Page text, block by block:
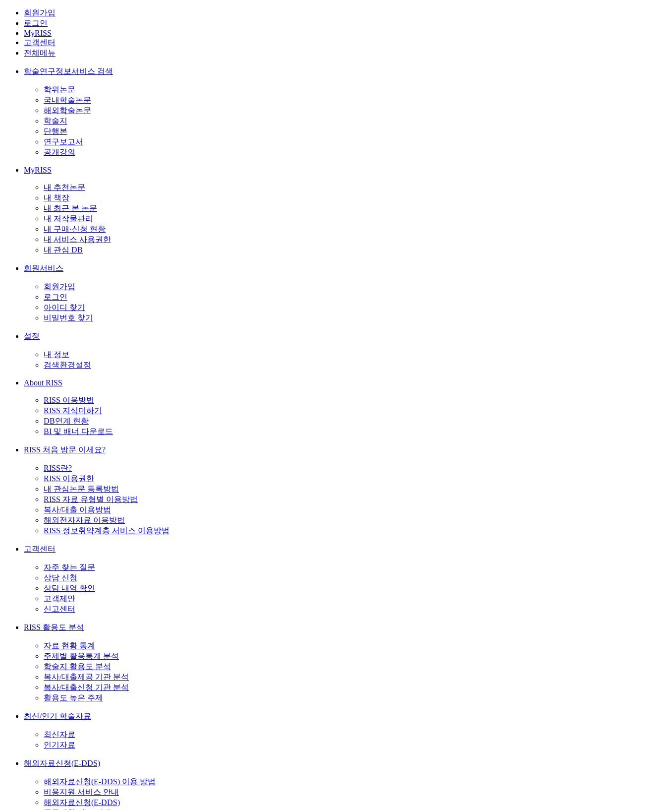
회원가입
로그인
MyRISS
고객센터
전체메뉴
학술연구정보서비스 검색
학위논문
국내학술논문
해외학술논문
학술지
단행본
연구보고서
공개강의
MyRISS
내 추천논문
내 책장
내 최근 본 논문
내 저작물관리
내 구매·신청 현황
내 서비스 사용권한
내 관심 DB
회원서비스
회원가입
로그인
아이디 찾기
비밀번호 찾기
설정
내 정보
검색환경설정
About RISS
RISS 이용방법
RISS 지식더하기
DB연계 현황
BI 및 배너 다운로드
RISS 처음 방문 이세요?
RISS란?
RISS 이용권한
내 관심논문 등록방법
RISS 자료 유형별 이용방법
복사/대출 이용방법
해외전자자료 이용방법
RISS 정보취약계층 서비스 이용방법
고객센터
자주 찾는 질문
상담 신청
상담 내역 확인
고객제안
신고센터
RISS 활용도 분석
자료 현황 통계
주제별 활용통계 분석
학술지 활용도 분석
복사/대출제공 기관 분석
복사/대출신청 기관 분석
활용도 높은 주제
최신/인기 학술자료
최신자료
인기자료
해외자료신청(E-DDS)
해외자료신청(E-DDS) 이용 방법
비용지원 서비스 안내
해외자료신청(E-DDS)